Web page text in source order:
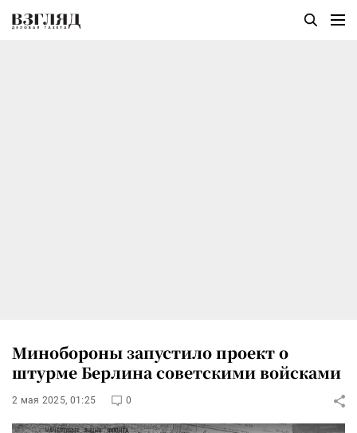
Минобороны запустило проект о
штурме Берлина советскими войсками
2 мая 2025, 01:25 0